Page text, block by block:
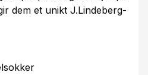
dem et unikt J.Lindeberg-